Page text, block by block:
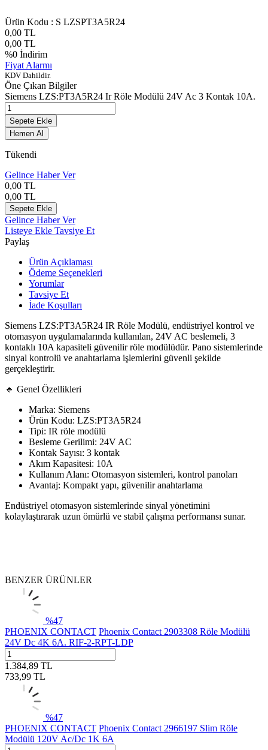
Ürün Kodu : S LZSPT3A5R24
0,00 TL
0,00 TL
%0 İndirim
Fiyat Alarmı
KDV Dahildir.
Öne Çıkan Bilgiler
Siemens LZS:PT3A5R24 Ir Röle Modülü 24V Ac 3 Kontak 10A.
Sepete Ekle
Hemen Al
Tükendi
Gelince Haber Ver
0,00 TL
0,00 TL
Sepete Ekle
Gelince Haber Ver
Listeye Ekle Tavsiye Et
Paylaş
Ürün Açıklaması
Ödeme Seçenekleri
Yorumlar
Tavsiye Et
İade Koşulları
Siemens LZS:PT3A5R24 IR Röle Modülü, endüstriyel kontrol ve
otomasyon uygulamalarında kullanılan, 24V AC beslemeli, 3
kontaklı 10A kapasiteli güvenilir röle modülüdür. Pano sistemlerinde
sinyal kontrolü ve anahtarlama işlemlerini güvenli şekilde
gerçekleştirir.
🔹 Genel Özellikleri
Marka: Siemens
Ürün Kodu: LZS:PT3A5R24
Tipi: IR röle modülü
Besleme Gerilimi: 24V AC
Kontak Sayısı: 3 kontak
Akım Kapasitesi: 10A
Kullanım Alanı: Otomasyon sistemleri, kontrol panoları
Avantaj: Kompakt yapı, güvenilir anahtarlama
Endüstriyel otomasyon sistemlerinde sinyal yönetimini
kolaylaştırarak uzun ömürlü ve stabil çalışma performansı sunar.
BENZER ÜRÜNLER
%47
PHOENIX CONTACT Phoenix Contact 2903308 Röle Modülü
24V Dc 4K 6A. RIF-2-RPT-LDP
1.384,89 TL
733,99 TL
%47
PHOENIX CONTACT Phoenix Contact 2966197 Slim Röle
Modülü 120V Ac/Dc 1K 6A